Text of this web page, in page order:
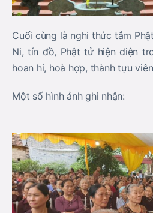
Cuối cùng là nghi thức tắm
Ni, tín đồ, Phật tử hiện diện
hoan hỉ, hoà hợp, thành tựu
Một số hình ảnh ghi nhận: